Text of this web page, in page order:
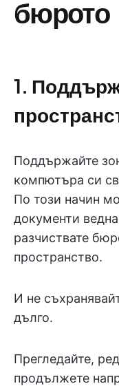
бюрото
1.
Поддържайте
компютъра си
По този начин
документи
разчиствате
пространство.
И не
дълго.
Прегледайте,
продължете